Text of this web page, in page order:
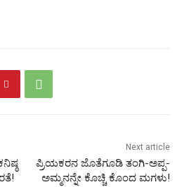
Next article
ಪ್ರಿಯಕರನ ಜೊತೆಗೂಡಿ ತಂಗಿ-ಅಪ್ಪ-
ಅಮ್ಮನನ್ನೇ ಕೊಚ್ಚಿ ಕೊಂದ ಮಗಳು!